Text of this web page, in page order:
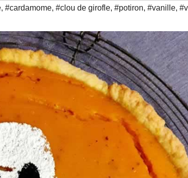
, #cardamome, #clou de girofle, #potiron, #vanille,